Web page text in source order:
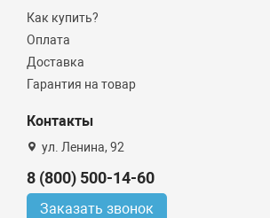
Как купить?
Оплата
Доставка
Гарантия на товар
Контакты
ул. Ленина, 92
8 (800) 500-14-60
Заказать звонок